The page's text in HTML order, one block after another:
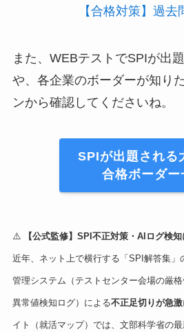
【合格対策】過去
また、WEBテストでSPIが出
や、各企業のボーダーが知り
ンから確認してくださいね。
SPIが出題される
合格ボーダー
⚠️ 【公式監修】SPI不正対策・AIログ検
近年、ネット上で横行する「SPI解答集」
管理システム（テストセンター会場の厳
異常値検知ログ）による不正足切りが急
イト（就活マップ）では、文部科学省の